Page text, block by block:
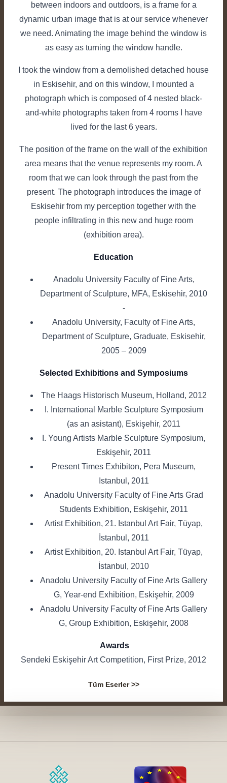
between indoors and outdoors, is a frame for a
dynamic urban image that is at our service whenever
we need. Animating the image behind the window is
as easy as turning the window handle.
I took the window from a demolished detached house
in Eskisehir, and on this window, I mounted a
photograph which is composed of 4 nested black-
and-white photographs taken from 4 rooms I have
lived for the last 6 years.
The position of the frame on the wall of the exhibition
area means that the venue represents my room. A
room that we can look through the past from the
present. The photograph introduces the image of
Eskisehir from my perception together with the
people infiltrating in this new and huge room
(exhibition area).
Education
Anadolu University Faculty of Fine Arts,
Department of Sculpture, MFA, Eskisehir, 2010
-
Anadolu University, Faculty of Fine Arts,
Department of Sculpture, Graduate, Eskisehir,
2005 – 2009
Selected Exhibitions and Symposiums
The Haags Historisch Museum, Holland, 2012
I. International Marble Sculpture Symposium
(as an asistant), Eskişehir, 2011
I. Young Artists Marble Sculpture Symposium,
Eskişehir, 2011
Present Times Exhibiton, Pera Museum,
Istanbul, 2011
Anadolu University Faculty of Fine Arts Grad
Students Exhibition, Eskişehir, 2011
Artist Exhibition, 21. Istanbul Art Fair, Tüyap,
İstanbul, 2011
Artist Exhibition, 20. Istanbul Art Fair, Tüyap,
İstanbul, 2010
Anadolu University Faculty of Fine Arts Gallery
G, Year-end Exhibition, Eskişehir, 2009
Anadolu University Faculty of Fine Arts Gallery
G, Group Exhibition, Eskişehir, 2008
Awards
Sendeki Eskişehir Art Competition, First Prize, 2012
Tüm Eserler >>